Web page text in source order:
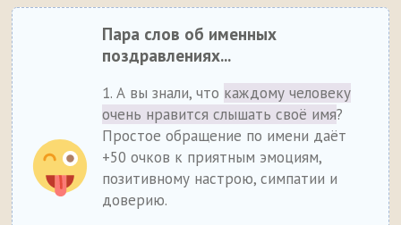
Пара слов об именных
поздравлениях...
1. А вы знали, что каждому человеку
очень нравится слышать своё имя?
Простое обращение по имени даёт
+50 очков к приятным эмоциям,
позитивному настрою, симпатии и
доверию.